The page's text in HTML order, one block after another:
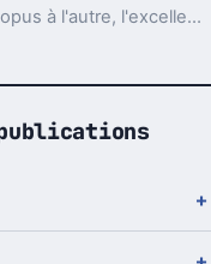
Même si le compositeur a changé d'un opus à l'autre, l'excellent XCOM 2 a lui aussi profité d'une bande-son de qualité.